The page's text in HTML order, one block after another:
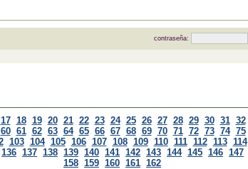
contraseña:
17 18 19 20 21 22 23 24 25 26 27 28 29 30 31 32
60 61 62 63 64 65 66 67 68 69 70 71 72 73 74 75
103 104 105 106 107 108 109 110 111 112 113 114
136 137 138 139 140 141 142 143 144 145 146 147
158 159 160 161 162